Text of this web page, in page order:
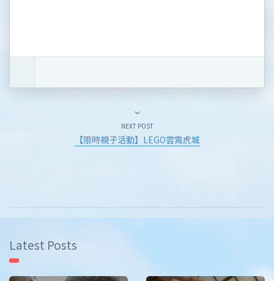
NEXT POST
【限時親子活動】LEGO雲霄虎城
Latest Posts